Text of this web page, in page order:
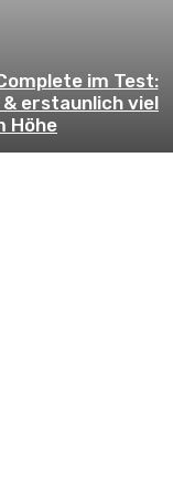
im Test:
& erstaunlich viel
Höhe